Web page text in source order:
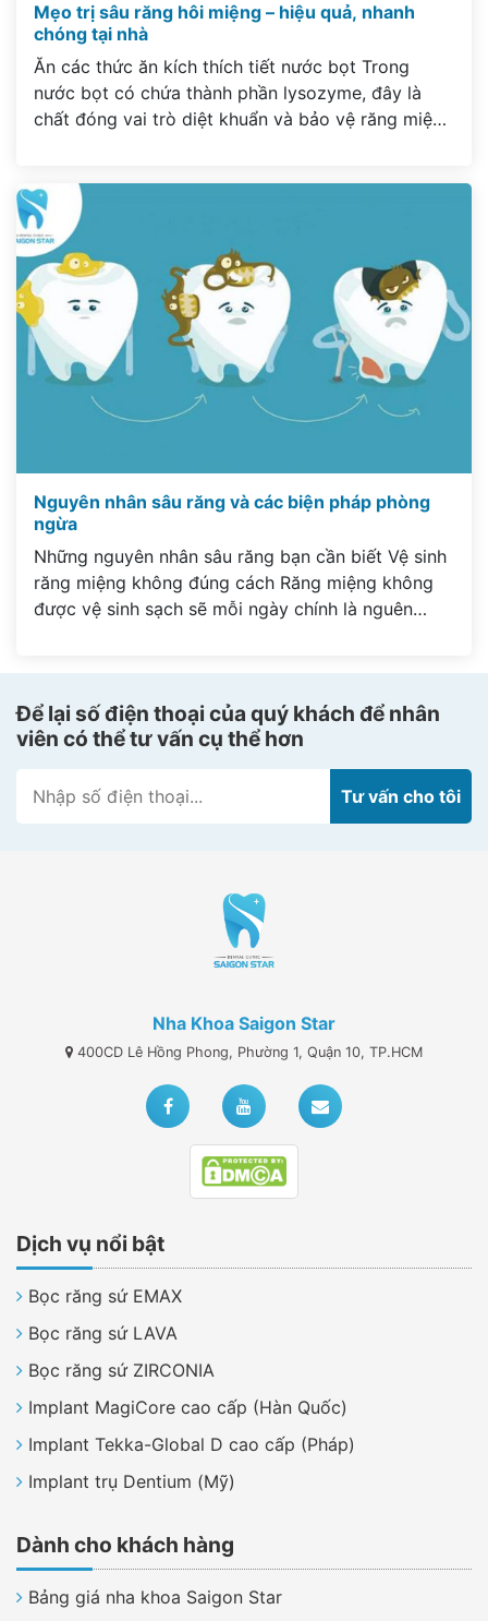
Mẹo trị sâu răng hôi miệng – hiệu quả, nhanh
chóng tại nhà
Ăn các thức ăn kích thích tiết nước bọt Trong
nước bọt có chứa thành phần lysozyme, đây là
chất đóng vai trò diệt khuẩn và bảo vệ răng miệng
giảm đi, cách đơn giản […]
Nguyên nhân sâu răng và các biện pháp phòng
ngừa
Những nguyên nhân sâu răng bạn cần biết Vệ sinh
răng miệng không đúng cách Răng miệng không
được vệ sinh sạch sẽ mỗi ngày chính là nguên
Để lại số điện thoại của quý khách để nhân
viên có thể tư vấn cụ thể hơn
Nha Khoa Saigon Star
400CD Lê Hồng Phong, Phường 1, Quận 10, TP.HCM
Dịch vụ nổi bật
Bọc răng sứ EMAX
Bọc răng sứ LAVA
Bọc răng sứ ZIRCONIA
Implant MagiCore cao cấp (Hàn Quốc)
Implant Tekka-Global D cao cấp (Pháp)
Implant trụ Dentium (Mỹ)
Dành cho khách hàng
Bảng giá nha khoa Saigon Star